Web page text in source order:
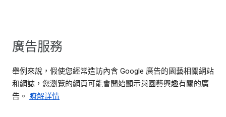
廣告服務
舉例來說，假使您經常造訪內含 Google 廣告的園藝相關網站
和網誌，您瀏覽的網頁可能會開始顯示與園藝興趣有關的廣
告。
瞭解詳情